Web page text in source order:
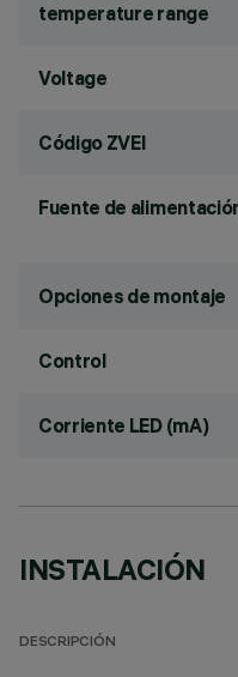
temperature range
Voltage
Código ZVEI
Fuente de
Opciones de montaje
Control
Corriente LED (mA)
INSTALACIÓN
DESCRIPCIÓN